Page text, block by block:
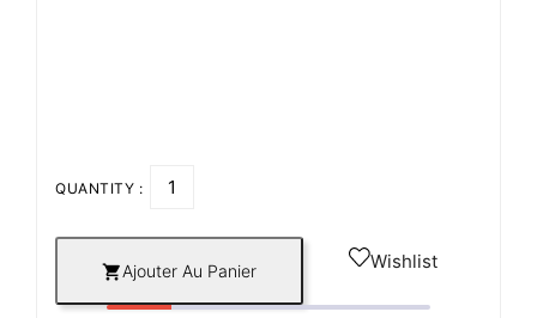
QUANTITY :
Ajouter Au Panier Wishlist